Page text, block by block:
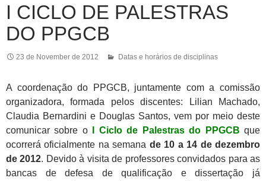
I CICLO DE PALESTRAS
DO PPGCB
23 de November de 2012 Datas e horários de disciplinas
A coordenação do PPGCB, juntamente com a comissão
organizadora, formada pelos discentes: Lilian Machado,
Claudia Bernardini e Douglas Santos, vem por meio deste
comunicar sobre o
I Ciclo de Palestras do PPGCB que
ocorrerá oficialmente na semana de 10 a 14 de dezembro
de 2012. Devido à visita de professores convidados para as
bancas de defesa de qualificação e dissertação já